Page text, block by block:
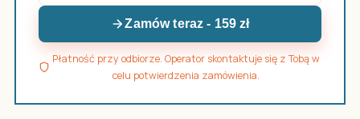
Zamów teraz - 159 zł
Płatność przy odbiorze. Operator skontaktuje się z Tobą w
celu potwierdzenia zamówienia.